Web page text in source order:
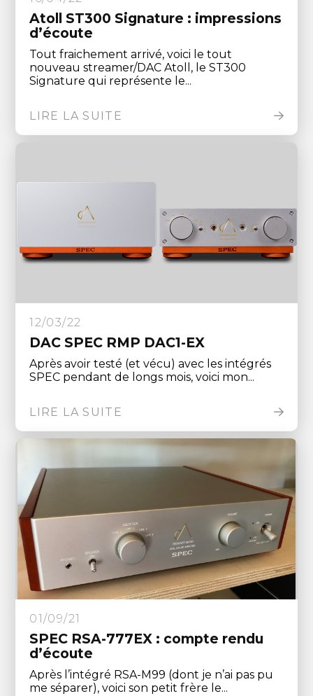
Atoll ST300 Signature : impressions
d’écoute
Tout fraichement arrivé, voici le tout
nouveau streamer/DAC Atoll, le ST300
Signature qui représente le...
LIRE LA SUITE
12/03/22
DAC SPEC RMP DAC1-EX
Après avoir testé (et vécu) avec les intégrés
SPEC pendant de longs mois, voici mon...
LIRE LA SUITE
01/09/21
SPEC RSA-777EX : compte rendu
d’écoute
Après l’intégré RSA-M99 (dont je n’ai pas pu
me séparer), voici son petit frère le...